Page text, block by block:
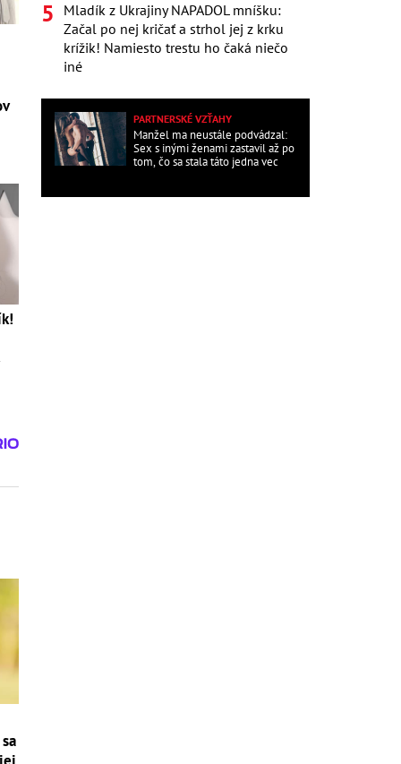
Mladík z Ukrajiny NAPADOL mníšku:
Začal po nej kričať a strhol jej z krku
krížik! Namiesto trestu ho čaká niečo
iné
PARTNERSKÉ VZŤAHY
Manžel ma neustále podvádzal:
Sex s inými ženami zastavil až po
tom, čo sa stala táto jedna vec